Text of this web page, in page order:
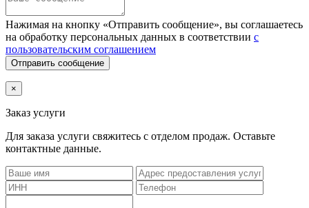
Нажимая на кнопку «Отправить сообщение», вы соглашаетесь
на обработку персональных данных в соответствии с
пользовательским соглашением
Отправить сообщение
×
Заказ услуги
Для заказа услуги свяжитесь с отделом продаж. Оставьте
контактные данные.